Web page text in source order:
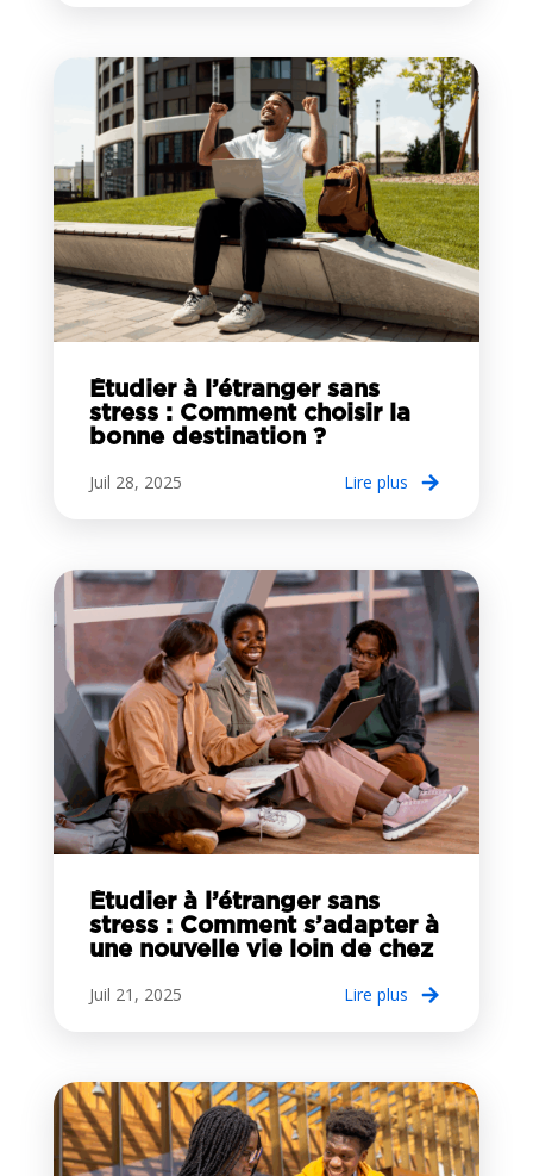
Étudier à l’étranger sans
stress : Comment choisir la
bonne destination ?
Juil 28, 2025 lire plus
Étudier à l’étranger sans
stress : Comment s’adapter à
une nouvelle vie loin de chez
Juil 21, 2025 lire plus